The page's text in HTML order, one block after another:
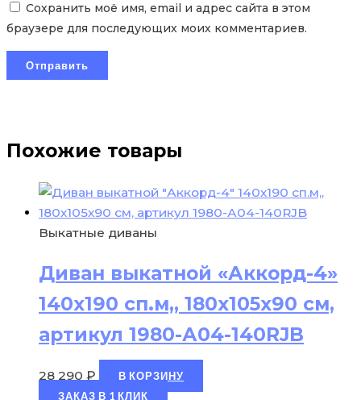
Сохранить моё имя, email и адрес сайта в этом
браузере для последующих моих комментариев.
Похожие товары
Выкатные диваны
Диван выкатной «Аккорд-4»
140х190 сп.м,, 180х105х90 см,
артикул 1980-А04-140RJB
28 290 ₽
В КОРЗИНУ
ЗАКАЗ В 1 КЛИК